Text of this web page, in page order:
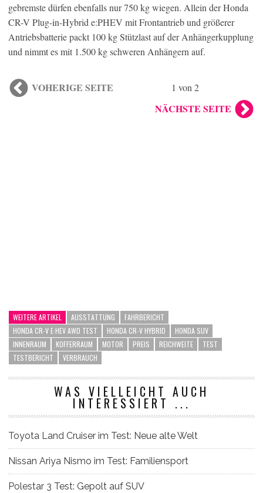
gebremste dürfen ebenfalls nur 750 kg wiegen. Allein der Honda
CR-V Plug-in-Hybrid e:PHEV mit Frontantrieb und größerer
Antriebsbatterie packt 100 kg Stützlast auf der Anhängerkupplung
und nimmt es mit 1.500 kg schweren Anhängern auf.
VOHERIGE SEITE 1 von 2
NÄCHSTE SEITE
WEITERE ARTIKEL AUSSTATTUNG
FAHRBERICHT
HONDA CR-V E:HEV AWD TEST
HONDA CR-V HYBRID
HONDA SUV
INNENRAUM
KOFFERRAUM MOTOR PREIS REICHWEITE
TEST
TESTBERICHT
VERBRAUCH
WAS VIELLEICHT AUCH
INTERESSIERT ...
Toyota Land Cruiser im Test: Neue alte Welt
Nissan Ariya Nismo im Test: Familiensport
Polestar 3 Test: Gepolt auf SUV